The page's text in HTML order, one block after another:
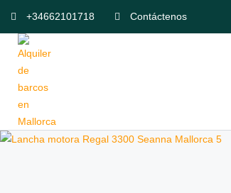
+34662101718 Contáctenos